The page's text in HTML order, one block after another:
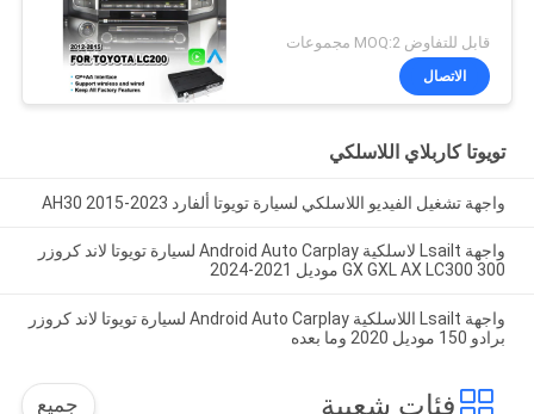
قابل للتفاوض MOQ:2 مجموعات
الاتصال
تويوتا كاربلاي اللاسلكي
واجهة تشغيل الفيديو اللاسلكي لسيارة تويوتا ألفارد AH30 2015-2023
واجهة Lsailt لاسلكية Android Auto Carplay لسيارة تويوتا لاند كروزر
300 GX GXL AX LC300 موديل 2021-2024
واجهة Lsailt اللاسلكية Android Auto Carplay لسيارة تويوتا لاند كروزر
برادو 150 موديل 2020 وما بعده
فئات شعبية جميع